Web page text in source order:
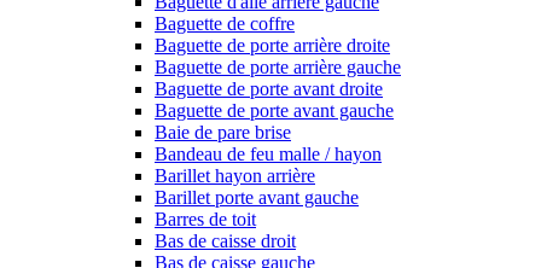
Baguette de coffre
Baguette de porte arrière droite
Baguette de porte arrière gauche
Baguette de porte avant droite
Baguette de porte avant gauche
Baie de pare brise
Bandeau de feu malle / hayon
Barillet hayon arrière
Barillet porte avant gauche
Barres de toit
Bas de caisse droit
Bas de caisse gauche